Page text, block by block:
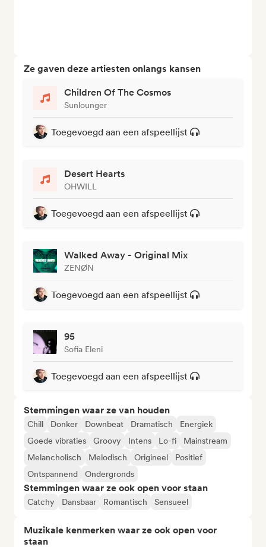
Ze gaven deze artiesten onlangs kansen
Children Of The Cosmos
Sunlounger
Toegevoegd aan een afspeellijst
Desert Hearts
OHWILL
Toegevoegd aan een afspeellijst
Walked Away - Original Mix
ZENØN
Toegevoegd aan een afspeellijst
95
Sofia Eleni
Toegevoegd aan een afspeellijst
Stemmingen waar ze van houden
Chill Donker Downbeat Dramatisch
Energiek
Goede vibraties
Groovy Intens Lo-fi
Mainstream
Melancholisch
Melodisch Origineel
Positief
Ontspannend
Ondergronds
Stemmingen waar ze ook open voor staan
Catchy Dansbaar Romantisch Sensueel
Muzikale kenmerken waar ze ook open voor
staan